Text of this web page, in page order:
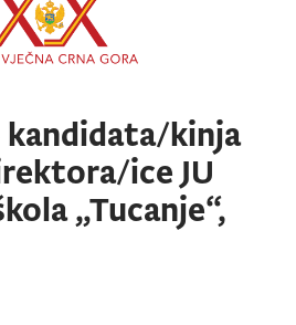
kinja
ice JU
„Tucanje“,